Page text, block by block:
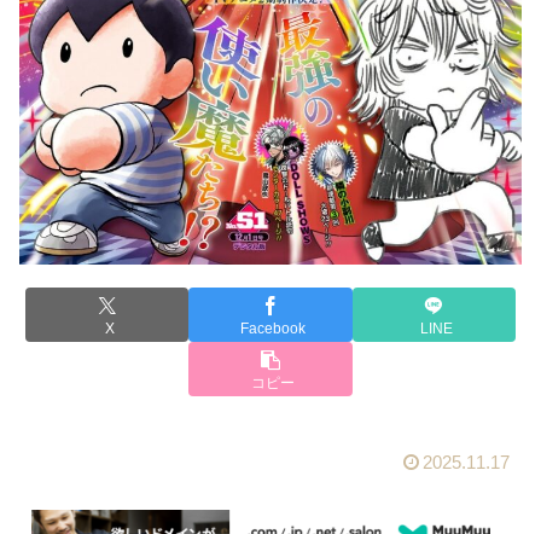
X Facebook LINE
コピー
2025.11.17